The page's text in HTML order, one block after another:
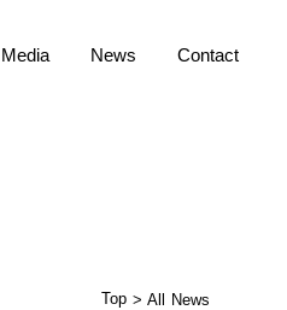
Media
News Contact
Top > All News